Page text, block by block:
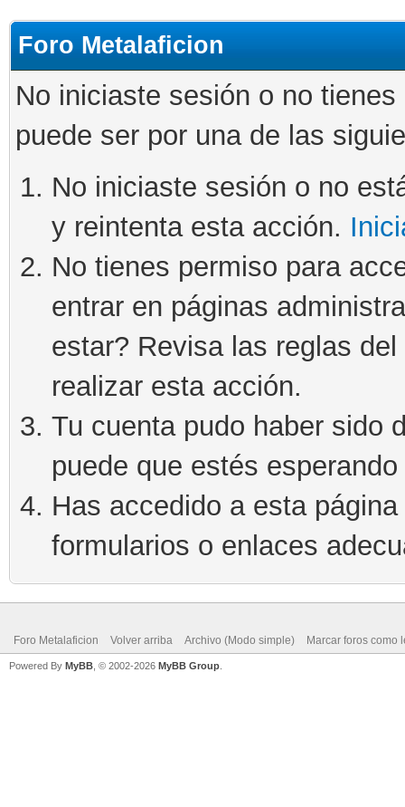
Foro Metalaficion
No iniciaste sesión o no
puede ser por una de las
No iniciaste sesión o no
y reintenta esta acción.
No tienes permiso para
entrar en páginas
estar? Revisa las reglas
realizar esta acción.
Tu cuenta pudo haber sido
puede que estés
Has accedido a esta
formularios o enlaces
Foro Metalaficion Volver arriba Archivo (Modo simple) Marcar foros como
Powered By MyBB , © 2002-2026 MyBB Group